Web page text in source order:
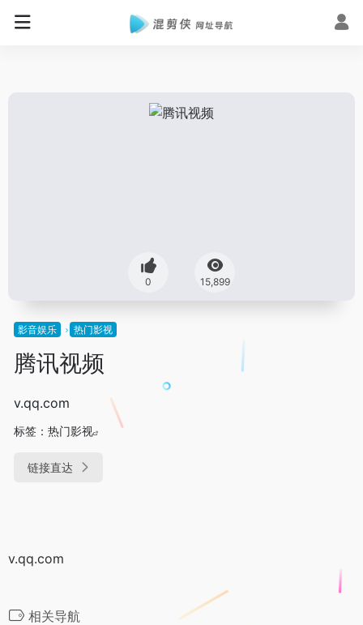
0 15,899
影音娱乐 热门影视
腾讯视频
v.qq.com
标签： 热门影视
链接直达
v.qq.com
相关导航